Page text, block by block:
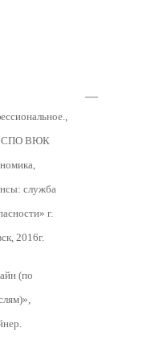
СПО ВЮК
служба
г.
2016г.
(по